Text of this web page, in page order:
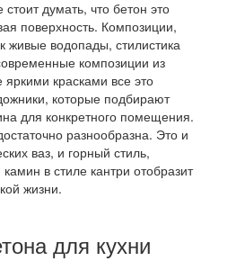
думать, что бетон это
поверхность. Композиции,
живые водопады, стилистика
композиции из
красками все это
которые подбирают
для конкретного помещения.
разнообразна. Это и
ваз, и горный стиль,
в стиле кантри отобразит
жизни.
для кухни